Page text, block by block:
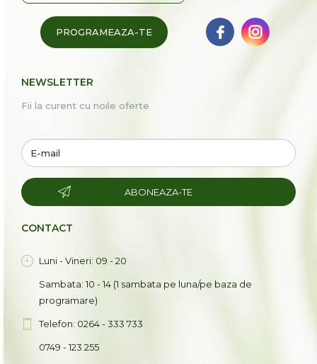
PROGRAMEAZA-TE
NEWSLETTER
Fii la curent cu noile oferte
ABONEAZA-TE
CONTACT
Luni - Vineri: 09 - 20
Sambata: 10 - 14 (1 sambata pe luna/pe baza de
programare)
Telefon: 0264 - 333 733
0749 - 123 255